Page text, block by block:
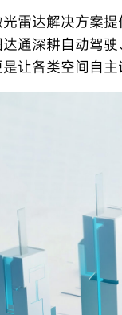
雷达解决方案
通深耕自动驾
让各类空间自